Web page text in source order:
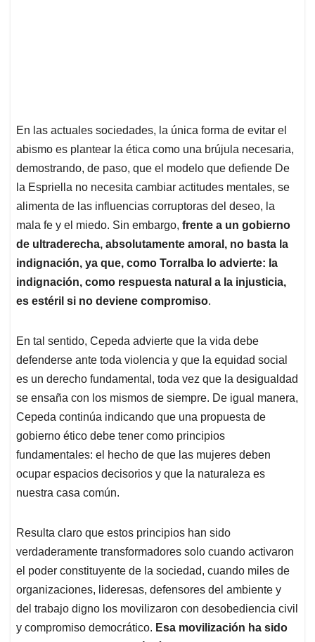
En las actuales sociedades, la única forma de evitar el
abismo es plantear la ética como una brújula necesaria,
demostrando, de paso, que el modelo que defiende De
la Espriella no necesita cambiar actitudes mentales, se
alimenta de las influencias corruptoras del deseo, la
mala fe y el miedo. Sin embargo, frente a un gobierno
de ultraderecha, absolutamente amoral, no basta la
indignación, ya que, como Torralba lo advierte: la
indignación, como respuesta natural a la injusticia,
es estéril si no deviene compromiso.
En tal sentido, Cepeda advierte que la vida debe
defenderse ante toda violencia y que la equidad social
es un derecho fundamental, toda vez que la desigualdad
se ensaña con los mismos de siempre. De igual manera,
Cepeda continúa indicando que una propuesta de
gobierno ético debe tener como principios
fundamentales: el hecho de que las mujeres deben
ocupar espacios decisorios y que la naturaleza es
nuestra casa común.
Resulta claro que estos principios han sido
verdaderamente transformadores solo cuando activaron
el poder constituyente de la sociedad, cuando miles de
organizaciones, lideresas, defensores del ambiente y
del trabajo digno los movilizaron con desobediencia civil
y compromiso democrático. Esa movilización ha sido